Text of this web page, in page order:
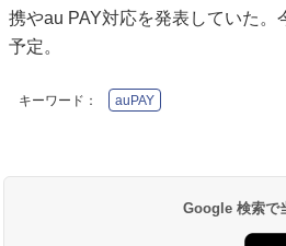
携やau PAY対応を発表していた
予定。
キーワード： auPAY
Google 検索で